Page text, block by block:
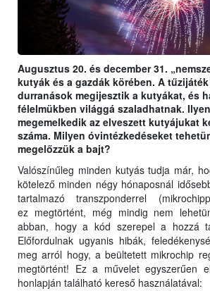
Augusztus 20. és december 31.
kutyák és a gazdák körében. A
durranások megijesztik a kutyákat, és
félelmükben világgá szaladhatnak.
megemelkedik az elveszett kutyájukat
száma. Milyen óvintézkedéseket
megelőzzük a bajt?
Valószínűleg minden kutyás tudja már,
kötelező minden négy hónaposnál
tartalmazó transzponderrel
ez megtörtént, még mindig nem
abban, hogy a kód szerepel a hozzá
Előfordulnak ugyanis hibák,
meg arról hogy, a beültetett mikrochip
megtörtént! Ez a művelet egyszerűen
honlapján található kereső használatával: